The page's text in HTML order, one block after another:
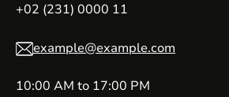
+02 (231) 0000 11
example@example.com
10:00 AM to 17:00 PM